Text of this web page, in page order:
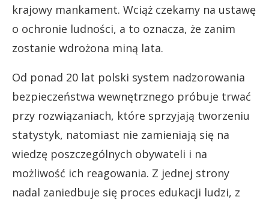
krajowy mankament. Wciąż czekamy na ustawę
o ochronie ludności, a to oznacza, że zanim
zostanie wdrożona miną lata.
Od ponad 20 lat polski system nadzorowania
bezpieczeństwa wewnętrznego próbuje trwać
przy rozwiązaniach, które sprzyjają tworzeniu
statystyk, natomiast nie zamieniają się na
wiedzę poszczególnych obywateli i na
możliwość ich reagowania. Z jednej strony
nadal zaniedbuje się proces edukacji ludzi, z